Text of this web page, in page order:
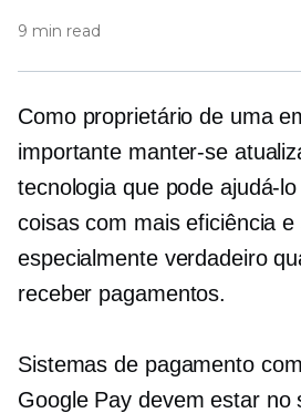
9 min read
Como proprietário de uma
importante manter-se
tecnologia que pode ajudá-
coisas com mais eficiência
especialmente verdadeiro
receber pagamentos.
Sistemas de pagamento
Google Pay devem estar no